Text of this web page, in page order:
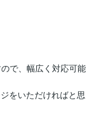
で、幅広く対応可能
をいただければと思